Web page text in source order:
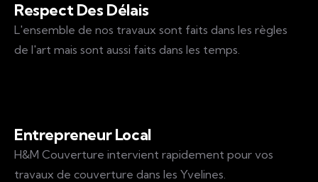
Respect Des Délais
L'ensemble de nos travaux sont faits dans les règles
de l'art mais sont aussi faits dans les temps.
Entrepreneur Local
H&M Couverture intervient rapidement pour vos
travaux de couverture dans les Yvelines.